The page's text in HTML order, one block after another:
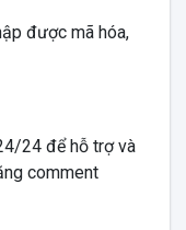
được mã hóa,
24 để hỗ trợ và
comment